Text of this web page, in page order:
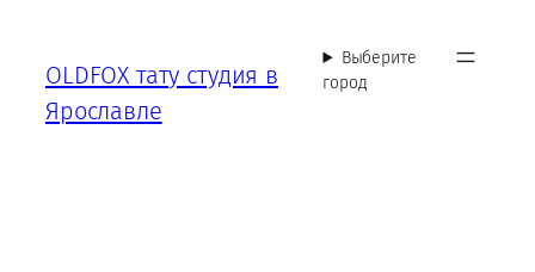
содержимому
OLDFOX тату студия в
Ярославле
Выберите
город